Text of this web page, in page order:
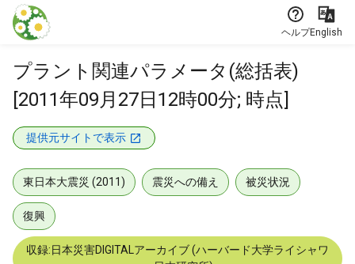
本文に飛ぶ
ヘルプEnglish
プラント関連パラメータ(総括表)
[2011年09月27日12時00分; 時点]
提供元サイトで表示
東日本大震災 (2011) 震災への備え 被災状況
復興
収録:日本災害DIGITALアーカイブ (ハーバード大学ライシャワ